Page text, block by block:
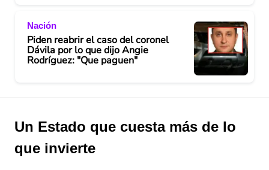
Nación
Piden reabrir el caso del coronel
Dávila por lo que dijo Angie
Rodríguez: "Que paguen"
Un Estado que cuesta más de lo
que invierte